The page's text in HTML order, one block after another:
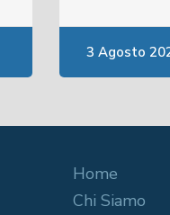
3 Agosto
Home
Chi Siamo